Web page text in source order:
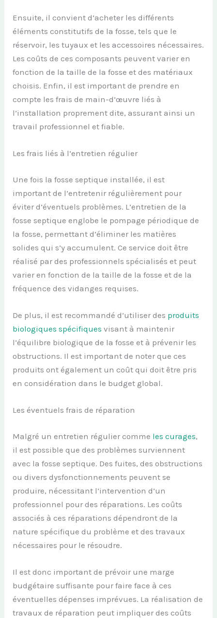
Ensuite, il convient d’acheter les différents
éléments constitutifs de la fosse, tels que le
réservoir, les tuyaux et les accessoires nécessaires.
Les coûts de ces composants peuvent varier en
fonction de la taille de la fosse et des matériaux
choisis. Enfin, il est important de prendre en
compte les frais de main-d’œuvre liés à
l’installation proprement dite, assurant ainsi un
travail professionnel et fiable.
Les frais liés à l’entretien régulier
Une fois la fosse septique installée, il est
important de l’entretenir régulièrement pour
éviter d’éventuels problèmes. L’entretien de la
fosse septique englobe le pompage périodique de
la fosse, permettant d’éliminer les matières
solides qui s’y accumulent. Ce service doit être
réalisé par des professionnels spécialisés et peut
varier en fonction de la taille de la fosse et de la
fréquence des vidanges requises.
De plus, il est recommandé d’utiliser des produits
biologiques spécifiques visant à maintenir
l’équilibre biologique de la fosse et à prévenir les
obstructions. Il est important de noter que ces
produits ont également un coût qui doit être pris
en considération dans le budget global.
Les éventuels frais de réparation
Malgré un entretien régulier comme les curages,
il est possible que des problèmes surviennent
avec la fosse septique. Des fuites, des obstructions
ou divers dysfonctionnements peuvent se
produire, nécessitant l’intervention d’un
professionnel pour des réparations. Les coûts
associés à ces réparations dépendront de la
nature spécifique du problème et des travaux
nécessaires pour le résoudre.
Il est donc important de prévoir une marge
budgétaire suffisante pour faire face à ces
éventuelles dépenses imprévues. La réalisation de
travaux de réparation peut impliquer des coûts